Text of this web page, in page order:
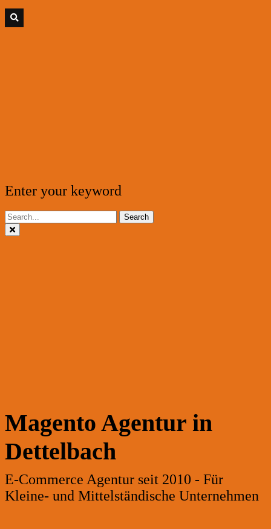
Enter your keyword
Search
Magento Agentur in
Dettelbach
E-Commerce Agentur seit 2010 - Für
Kleine- und Mittelständische Unternehmen